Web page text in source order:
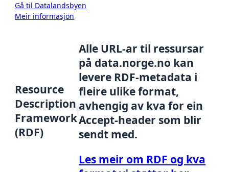
Gå til Datalandsbyen
Meir informasjon
Resource
Description
Framework
(RDF)
Alle URL-ar til ressursar
på data.norge.no kan
levere RDF-metadata i
fleire ulike format,
avhengig av kva for ein
Accept-header som blir
sendt med.
Les meir om RDF og kva